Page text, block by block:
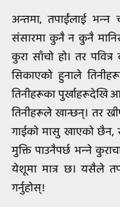
अन्तमा, तपाईंलाई भन्‍न
संसारमा कुनै न कुनै
कुरा साँचो हो। तर
सिकाएको हुनाले
तिनीहरूका पुर्खाहरूदेखि
तिनीहरूले खान्छन्। तर
गाईको मासु खाएको छैन,
मुक्ति पाउनैपर्छ भन्‍ने
येशूमा मात्र छ। यसैले
गर्नुहोस्!